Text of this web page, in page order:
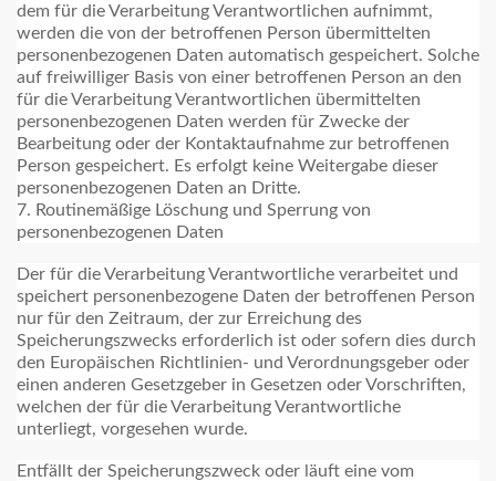
dem für die Verarbeitung Verantwortlichen aufnimmt,
werden die von der betroffenen Person übermittelten
personenbezogenen Daten automatisch gespeichert. Solche
auf freiwilliger Basis von einer betroffenen Person an den
für die Verarbeitung Verantwortlichen übermittelten
personenbezogenen Daten werden für Zwecke der
Bearbeitung oder der Kontaktaufnahme zur betroffenen
Person gespeichert. Es erfolgt keine Weitergabe dieser
personenbezogenen Daten an Dritte.
7. Routinemäßige Löschung und Sperrung von
personenbezogenen Daten
Der für die Verarbeitung Verantwortliche verarbeitet und
speichert personenbezogene Daten der betroffenen Person
nur für den Zeitraum, der zur Erreichung des
Speicherungszwecks erforderlich ist oder sofern dies durch
den Europäischen Richtlinien- und Verordnungsgeber oder
einen anderen Gesetzgeber in Gesetzen oder Vorschriften,
welchen der für die Verarbeitung Verantwortliche
unterliegt, vorgesehen wurde.
Entfällt der Speicherungszweck oder läuft eine vom